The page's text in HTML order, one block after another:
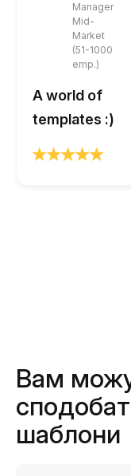
Manager
Mid-
Market
(51-1000
emp.)
A world of
templates :)
Вам
шаблони